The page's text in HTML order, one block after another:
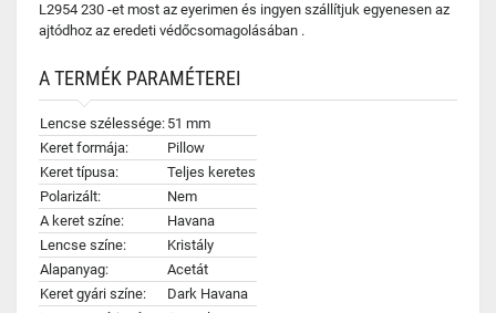
L2954 230 -et most az eyerimen és ingyen szállítjuk egyenesen az
ajtódhoz az eredeti védőcsomagolásában .
A TERMÉK PARAMÉTEREI
Lencse szélessége: 51 mm
Keret formája:
Pillow
Keret típusa:
Teljes keretes
Polarizált:
Nem
A keret színe:
Havana
Lencse színe:
Kristály
Alapanyag:
Acetát
Keret gyári színe:
Dark Havana